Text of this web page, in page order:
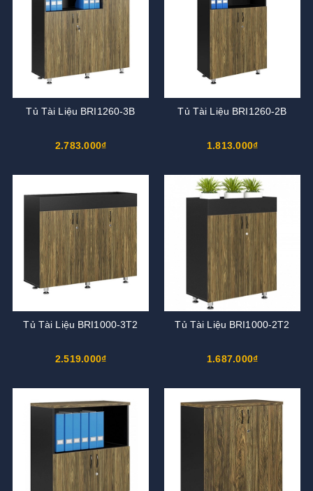
Tủ Tài Liệu BRI1260-3B
2.783.000₫
Tủ Tài Liệu BRI1260-2B
1.813.000₫
Tủ Tài Liệu BRI1000-3T2
2.519.000₫
Tủ Tài Liệu BRI1000-2T2
1.687.000₫